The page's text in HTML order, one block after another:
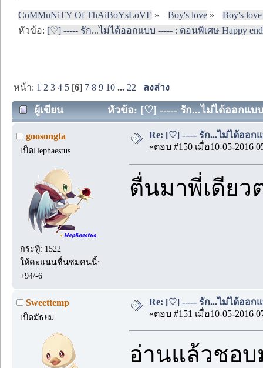
CoMMuNiTY Of ThAiBoYsLoVE » Boy's love»
Boy's
หัวข้อ: [♡] ----- รัก...ไม่ได้ออกแบบ ----- : ตอนพิเศษ Happy
หน้า: 1 2 3 4 5 [6] 7 8 9 10 ... 22 ลงล่าง
ผู้เขียน หัวข้อ: [♡] ----- รัก...ไม่ได้ออกแบบ
goosongta
เป็ดHephaestus
กระทู้: 1522
ให้คะแนนชื่นชมคนนี้:
+94/-6
Re: [♡] ----- รัก...ไม่ได้ออกแ
«ตอบ #150 เมื่อ10-05-2016
ตื่นมาพี่เดียว
Sweettemp
เป็ดมัธยม
Re: [♡] ----- รัก...ไม่ได้ออกแ
«ตอบ #151 เมื่อ10-05-2016
อ่านแล้วชอบ